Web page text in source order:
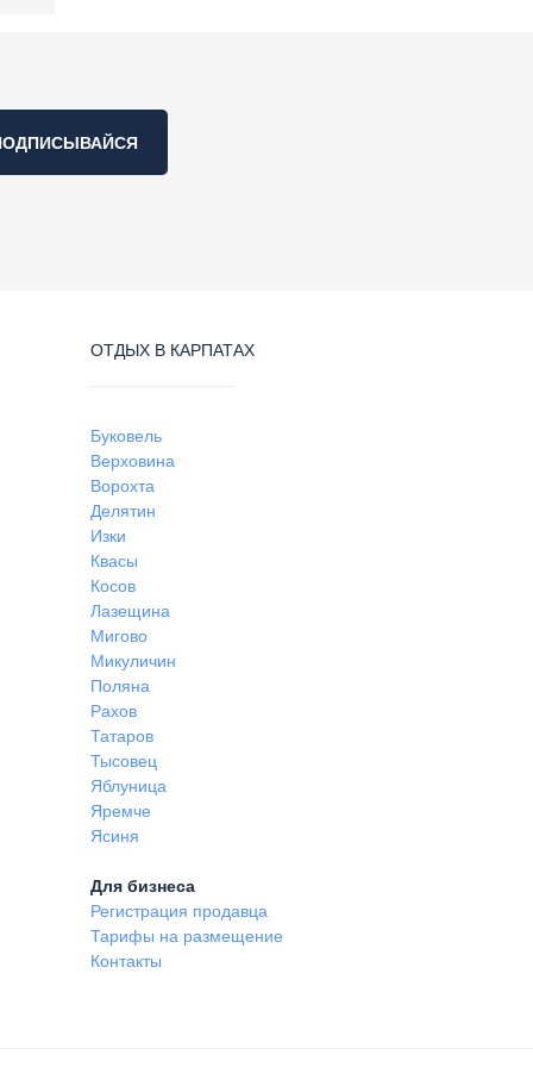
ОТДЫХ В КАРПАТАХ
Буковель
Верховина
Ворохта
Делятин
Изки
Квасы
Косов
Лазещина
Мигово
Микуличин
Поляна
Рахов
Татаров
Тысовец
Яблуница
Яремче
Ясиня
Для бизнеса
Регистрация продавца
Тарифы на размещение
Контакты